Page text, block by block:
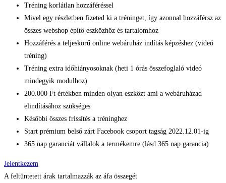
Tréning korlátlan hozzáféréssel
Mivel egy részletben fizeted ki a tréninget, így azonnal hozzáférsz az
összes webshop építő eszközhöz és tartalomhoz
Hozzáférés a teljeskörű online webáruház indítás képzéshez (videó
tréning)
Tréning extra időhiányosoknak (heti 1 órás összefoglaló videó
mindegyik modulhoz)
200.000 Ft értékben minden olyan eszközt ami a webáruházad
elindításához szükséges
Későbbi összes frissítés a tréninghez
Start prémium belső zárt Facebook csoport tagság 2022.12.01-ig
365 nap garanciát vállalok a termékemre (lásd 365 nap garancia)​
Jelentkezem
A feltüntetett árak tartalmazzák az áfa összegét